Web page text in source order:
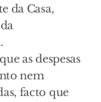
da Casa,
as despesas
nem
facto que